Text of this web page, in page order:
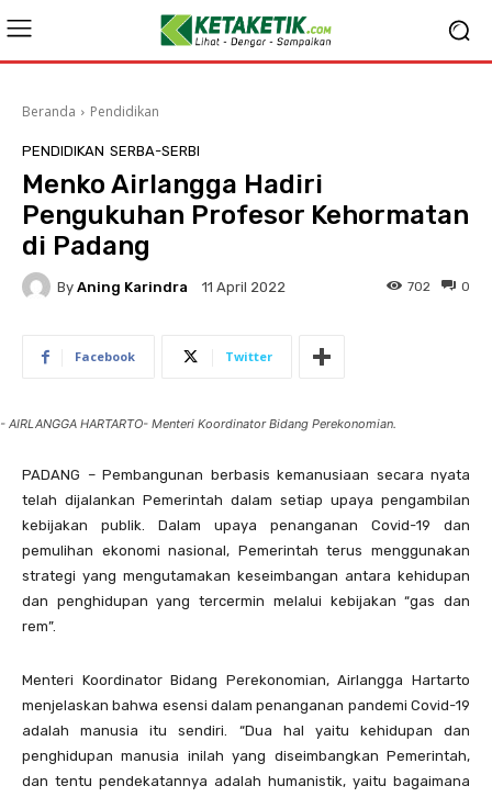
Beranda Pendidikan
PENDIDIKAN SERBA-SERBI
Menko Airlangga Hadiri
Pengukuhan Profesor Kehormatan
di Padang
By Aning Karindra 11 April 2022 0
702
Facebook Twitter
- AIRLANGGA HARTARTO- Menteri Koordinator Bidang Perekonomian.
PADANG – Pembangunan berbasis kemanusiaan secara nyata
telah dijalankan Pemerintah dalam setiap upaya pengambilan
kebijakan publik. Dalam upaya penanganan Covid-19 dan
pemulihan ekonomi nasional, Pemerintah terus menggunakan
strategi yang mengutamakan keseimbangan antara kehidupan
dan penghidupan yang tercermin melalui kebijakan “gas dan
rem”.
Menteri Koordinator Bidang Perekonomian, Airlangga Hartarto
menjelaskan bahwa esensi dalam penanganan pandemi Covid-19
adalah manusia itu sendiri. “Dua hal yaitu kehidupan dan
penghidupan manusia inilah yang diseimbangkan Pemerintah,
dan tentu pendekatannya adalah humanistik, yaitu bagaimana